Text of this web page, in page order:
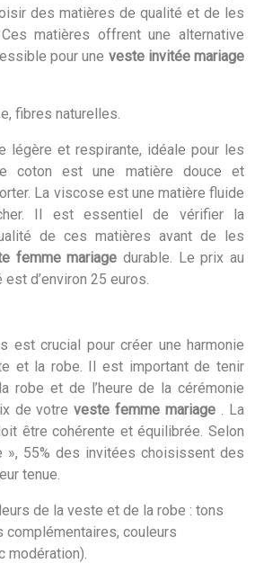
des matières de qualité et de les
matières offrent une alternative
pour une veste invitée mariage
fibres naturelles.
légère et respirante, idéale pour les
coton est une matière douce et
La viscose est une matière fluide
Il est essentiel de vérifier la
de ces matières avant de les
femme mariage durable. Le prix au
d’environ 25 euros.
est crucial pour créer une harmonie
et la robe. Il est important de tenir
robe et de l’heure de la cérémonie
de votreveste femme mariage
. La
être cohérente et équilibrée. Selon
», 55% des invitées choisissent des
tenue.
de la veste et de la robe : tons
complémentaires, couleurs
modération).